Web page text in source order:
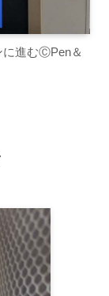
に進むⒸPen＆